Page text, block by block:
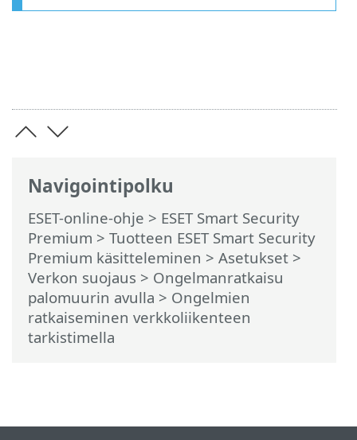
Navigointipolku
ESET-online-ohje > ESET Smart Security
Premium > Tuotteen ESET Smart Security
Premium käsitteleminen > Asetukset >
Verkon suojaus > Ongelmanratkaisu
palomuurin avulla > Ongelmien
ratkaiseminen verkkoliikenteen
tarkistimella